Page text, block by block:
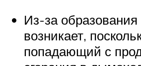
Из-за
возникает,
попадающий с